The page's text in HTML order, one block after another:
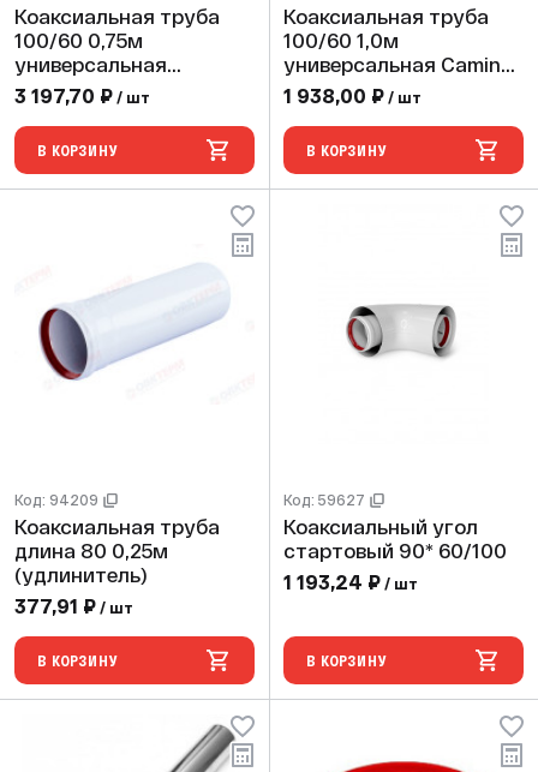
Коаксиальная труба
100/60 0,75м
универсальная
Антилед (хомут,
фланец, втулка)
3 197,70 ₽ / шт
В КОРЗИНУ
Коаксиальная труба
100/60 1,0м
универсальная Camino
антилед(хомут,стакан6
0/50,фланец,2манж)
1 938,00 ₽ / шт
В КОРЗИНУ
Код: 94209
Коаксиальная труба
длина 80 0,25м
(удлинитель)
377,91 ₽ / шт
В КОРЗИНУ
Код: 59627
Коаксиальный угол
стартовый 90* 60/100
1 193,24 ₽ / шт
В КОРЗИНУ